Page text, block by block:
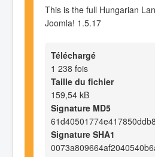
This is the full Hungarian
Joomla! 1.5.17
Téléchargé
1 238 fois
Taille du fichier
159,54 kB
Signature MD5
Signature SHA1